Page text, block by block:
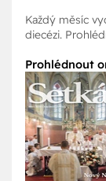
Každý měsíc
diecézi.
Prohlédnout